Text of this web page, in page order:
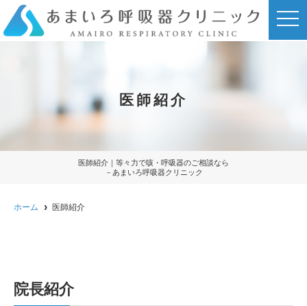
t
o
i
医師紹介
医師紹介｜等々力で咳・呼吸器のご相談なら
－あまいろ呼吸器クリニック
ホーム 医師紹介
院長紹介